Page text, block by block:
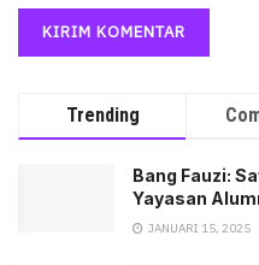
Trending
Bang Fauzi:
Yayasan
JANUARI 15, 2025